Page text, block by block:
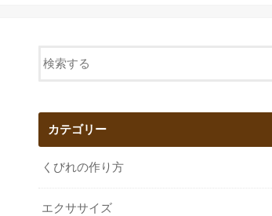
カテゴリー
くびれの作り方
エクササイズ